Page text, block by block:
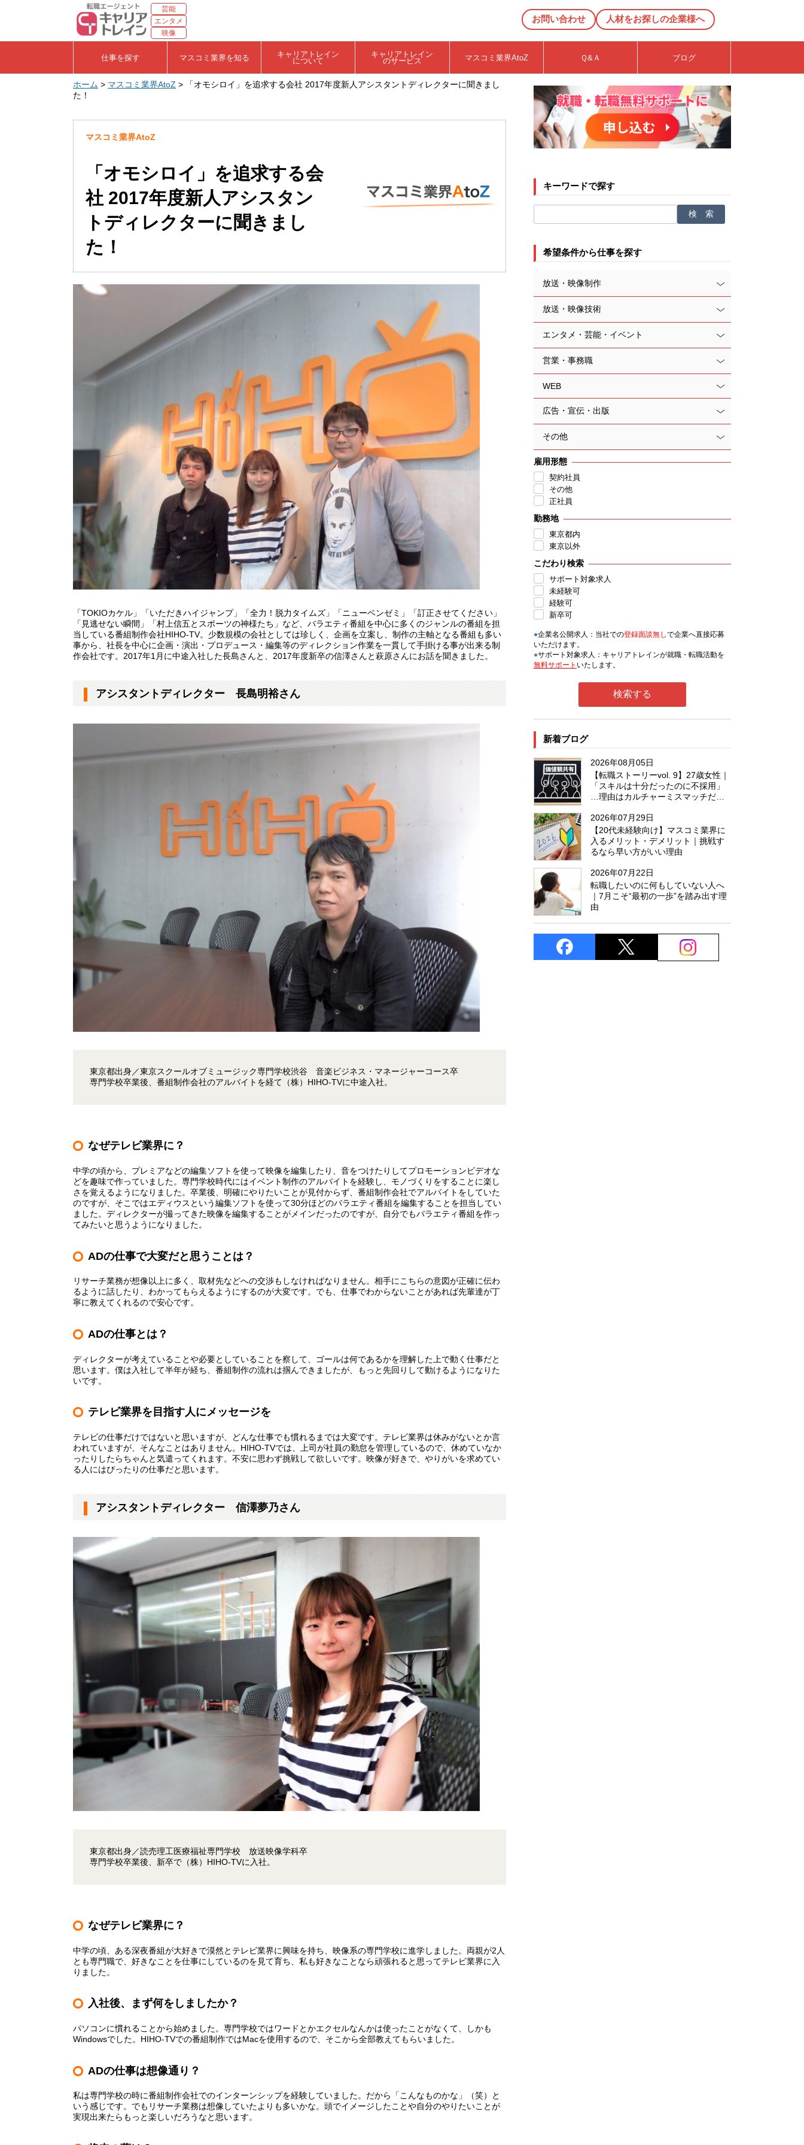
芸能
エンタメ
映像
お問い合わせ 人材をお探しの企業様へ
仕事を探す マスコミ業界を知る キャリアトレイン
について
キャリアトレイン
のサービス マスコミ業界AtoZ Ｑ&Ａ ブログ
ホーム > マスコミ業界AtoZ > 「オモシロイ」を追求する会社 2017年度新人アシスタントディレクターに聞きまし
た！
マスコミ業界AtoZ
「オモシロイ」を追求する会
社 2017年度新人アシスタン
トディレクターに聞きまし
た！
「TOKIOカケル」「いただきハイジャンプ」「全力！脱力タイムズ」「ニューベンゼミ」「訂正させてください」
「見逃せない瞬間」「村上信五とスポーツの神様たち」など、バラエティ番組を中心に多くのジャンルの番組を担
当している番組制作会社HIHO-TV。少数規模の会社としては珍しく、企画を立案し、制作の主軸となる番組も多い
事から、社長を中心に企画・演出・プロデュース・編集等のディレクション作業を一貫して手掛ける事が出来る制
作会社です。2017年1月に中途入社した長島さんと、2017年度新卒の信澤さんと萩原さんにお話を聞きました。
アシスタントディレクター 長島明裕さん
東京都出身／東京スクールオブミュージック専門学校渋谷 音楽ビジネス・マネージャーコース卒
専門学校卒業後、番組制作会社のアルバイトを経て（株）HIHO-TVに中途入社。
なぜテレビ業界に？
中学の頃から、プレミアなどの編集ソフトを使って映像を編集したり、音をつけたりしてプロモーションビデオな
どを趣味で作っていました。専門学校時代にはイベント制作のアルバイトを経験し、モノづくりをすることに楽し
さを覚えるようになりました。卒業後、明確にやりたいことが見付からず、番組制作会社でアルバイトをしていた
のですが、そこではエディウスという編集ソフトを使って30分ほどのバラエティ番組を編集することを担当してい
ました。ディレクターが撮ってきた映像を編集することがメインだったのですが、自分でもバラエティ番組を作っ
てみたいと思うようになりました。
ADの仕事で大変だと思うことは？
リサーチ業務が想像以上に多く、取材先などへの交渉もしなければなりません。相手にこちらの意図が正確に伝わ
るように話したり、わかってもらえるようにするのが大変です。でも、仕事でわからないことがあれば先輩達が丁
寧に教えてくれるので安心です。
ADの仕事とは？
ディレクターが考えていることや必要としていることを察して、ゴールは何であるかを理解した上で動く仕事だと
思います。僕は入社して半年が経ち、番組制作の流れは掴んできましたが、もっと先回りして動けるようになりた
いです。
テレビ業界を目指す人にメッセージを
テレビの仕事だけではないと思いますが、どんな仕事でも慣れるまでは大変です。テレビ業界は休みがないとか言
われていますが、そんなことはありません。 HIHO-TVでは、上司が社員の勤怠を管理しているので、休めていなか
ったりしたらちゃんと気遣ってくれます。不安に思わず挑戦して欲しいです。映像が好きで、やりがいを求めてい
る人にはぴったりの仕事だと思います。
アシスタントディレクター 信澤夢乃さん
東京都出身／読売理工医療福祉専門学校 放送映像学科卒
専門学校卒業後、新卒で（株）HIHO-TVに入社。
なぜテレビ業界に？
中学の頃、ある深夜番組が大好きで漠然とテレビ業界に興味を持ち、映像系の専門学校に進学しました。両親が2 人
とも専門職で、好きなことを仕事にしているのを見て育ち、私も好きなことなら頑張れると思ってテレビ業界に入
りました。
入社後、まず何をしましたか？
パソコンに慣れることから始めました。専門学校ではワードとかエクセルなんかは使ったことがなくて、しかも
Windowsでした。 HIHO-TVでの番組制作ではMacを使用するので、そこから全部教えてもらいました。
ADの仕事は想像通り？
私は専門学校の時に番組制作会社でのインターンシップを経験していました。だから「こんなものかな」（笑）と
いう感じです。でもリサーチ業務は想像していたよりも多いかな。頭でイメージしたことや自分のやりたいことが
実現出来たらもっと楽しいだろうなと思います。
キーワードで探す
希望条件から仕事を探す
放送・映像制作
放送・映像技術
エンタメ・芸能・イベント
営業・事務職
WEB
広告・宣伝・出版
その他
雇用形態
契約社員
その他
正社員
勤務地
東京都内
東京以外
こだわり検索
サポート対象求人
未経験可
経験可
新卒可
●企業名公開求人：当社での登録面談無しで企業へ直接応募
いただけます。
●サポート対象求人：キャリアトレインが就職・転職活動を
無料サポート いたします。
新着ブログ
2026年08月05日
【転職ストーリーvol. 9】27歳女性｜
「スキルは十分だったのに不採用」
…理由はカルチャーミスマッチだっ
2026年07月29日
【20代未経験向け】マスコミ業界に
入るメリット・デメリット｜挑戦す
るなら早い方がいい理由
2026年07月22日
転職したいのに何もしていない人へ
｜7月こそ“最初の一歩”を踏み出す理
由